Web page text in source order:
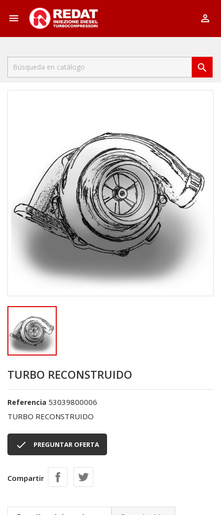
 

TURBO RECONSTRUIDO
Referencia 53039800006
TURBO RECONSTRUIDO
 PREGUNTAR OFERTA
Compartir